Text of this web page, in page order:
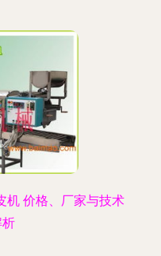
机 价格、厂家与技术
析